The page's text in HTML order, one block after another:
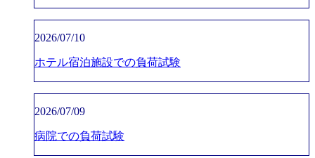
2026/07/10
ホテル宿泊施設での負荷試験
2026/07/09
病院での負荷試験